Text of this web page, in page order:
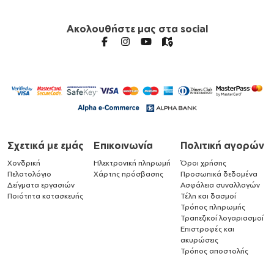
Ακολουθήστε μας στα social
Σχετικά με εμάς
Χονδρική
Πελατολόγιο
Δείγματα εργασιών
Ποιότητα κατασκευής
Επικοινωνία
Ηλεκτρονική πληρωμή
Χάρτης πρόσβασης
Πολιτική αγορών
Όροι χρήσης
Προσωπικά δεδομένα
Ασφάλεια συναλλαγών
Τέλη και δασμοί
Τρόπος πληρωμής
Τραπεζικοί λογαριασμοί
Επιστροφές και
ακυρώσεις
Τρόπος αποστολής